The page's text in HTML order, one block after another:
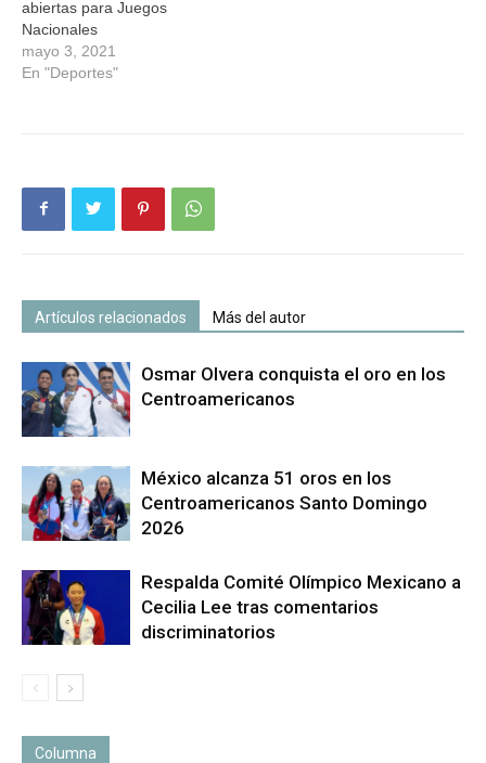
abiertas para Juegos
Nacionales
mayo 3, 2021
En "Deportes"
Artículos relacionados Más del autor
Osmar Olvera conquista el oro en los
Centroamericanos
México alcanza 51 oros en los
Centroamericanos Santo Domingo
2026
Respalda Comité Olímpico Mexicano a
Cecilia Lee tras comentarios
discriminatorios
Columna